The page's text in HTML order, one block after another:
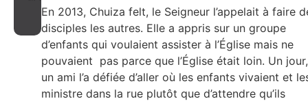
En 2013, Chuiza felt, le Seigneur l’appelait à faire
disciples les autres. Elle a appris sur un groupe
d’enfants qui voulaient assister à l’Église mais ne
pouvaient pas parce que l’Église était loin. Un jour,
un ami l’a défiée d’aller où les enfants vivaient et
ministre dans la rue plutôt que d’attendre qu’ils